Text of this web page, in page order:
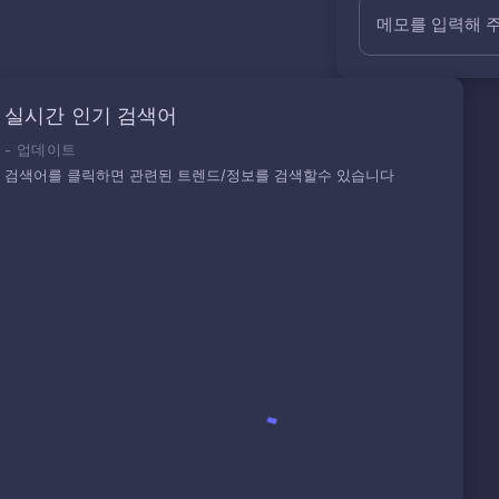
메모를 입력해
실시간 인기 검색어
- 업데이트
검색어를 클릭하면 관련된 트렌드/정보를 검색할수 있습니다